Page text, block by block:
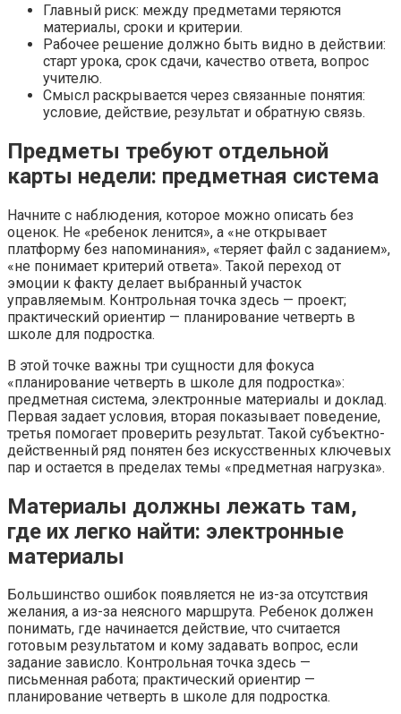
Главный риск: между предметами теряются
материалы, сроки и критерии.
Рабочее решение должно быть видно в действии:
старт урока, срок сдачи, качество ответа, вопрос
учителю.
Смысл раскрывается через связанные понятия:
условие, действие, результат и обратную связь.
Предметы требуют отдельной
карты недели: предметная система
Начните с наблюдения, которое можно описать без
оценок. Не «ребенок ленится», а «не открывает
платформу без напоминания», «теряет файл с заданием»,
«не понимает критерий ответа». Такой переход от
эмоции к факту делает выбранный участок
управляемым. Контрольная точка здесь — проект;
практический ориентир — планирование четверть в
школе для подростка.
В этой точке важны три сущности для фокуса
«планирование четверть в школе для подростка»:
предметная система, электронные материалы и доклад.
Первая задает условия, вторая показывает поведение,
третья помогает проверить результат. Такой субъектно-
действенный ряд понятен без искусственных ключевых
пар и остается в пределах темы «предметная нагрузка».
Материалы должны лежать там,
где их легко найти: электронные
материалы
Большинство ошибок появляется не из-за отсутствия
желания, а из-за неясного маршрута. Ребенок должен
понимать, где начинается действие, что считается
готовым результатом и кому задавать вопрос, если
задание зависло. Контрольная точка здесь —
письменная работа; практический ориентир —
планирование четверть в школе для подростка.